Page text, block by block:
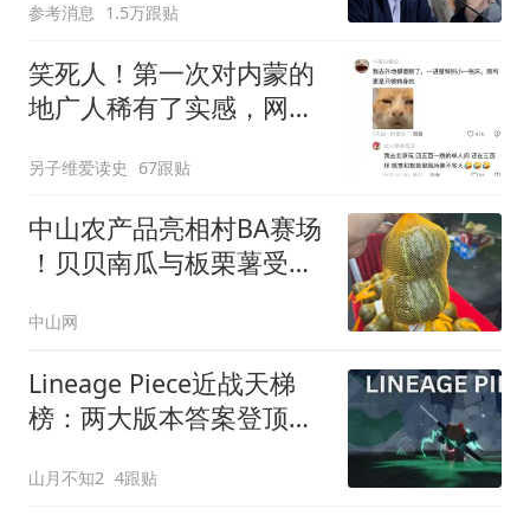
参考消息 1.5万跟贴
笑死人！第一次对内蒙的
地广人稀有了实感，网友
另子维爱读史 67跟贴
中山农产品亮相村BA赛场
！贝贝南瓜与板栗薯受热
中山网
Lineage Piece近战天梯
榜：两大版本答案登顶，
山月不知2 4跟贴